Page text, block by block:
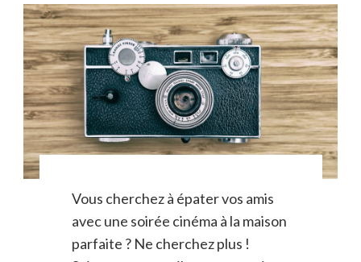
Vous cherchez à épater vos amis
avec une soirée cinéma à la maison
parfaite ? Ne cherchez plus !